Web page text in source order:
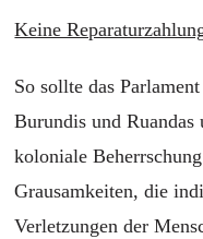
Keine
So sollte das
Burundis und
koloniale
Grausamkeiten, die
Verletzungen der